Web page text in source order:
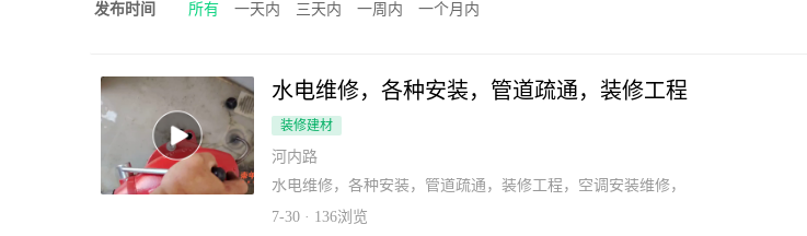
发布时间 所有 一天内 三天内 一周内 一个月内
水电维修，各种安装，管道疏通，装修工程
装修建材
河内路
水电维修，各种安装，管道疏通，装修工程，空调安装维修，
7-30 · 136浏览